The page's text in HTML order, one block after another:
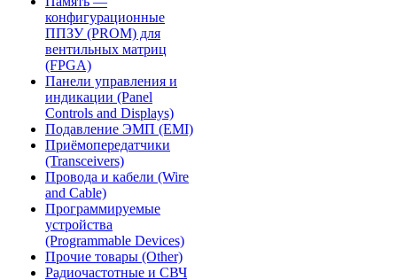
конфигурационные
ППЗУ (PROM) для
вентильных матриц
(FPGA)
Панели управления и
индикации (Panel
Controls and Displays)
Подавление ЭМП (EMI)
Приёмопередатчики
(Transceivers)
Провода и кабели (Wire
and Cable)
Программируемые
устройства
(Programmable Devices)
Прочие товары (Other)
Радиочастотные и СВЧ